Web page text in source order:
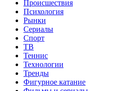
Происшествия
Психология
Рынки
Сериалы
Спорт
ТВ
Теннис
Технологии
Тренды
Фигурное катание